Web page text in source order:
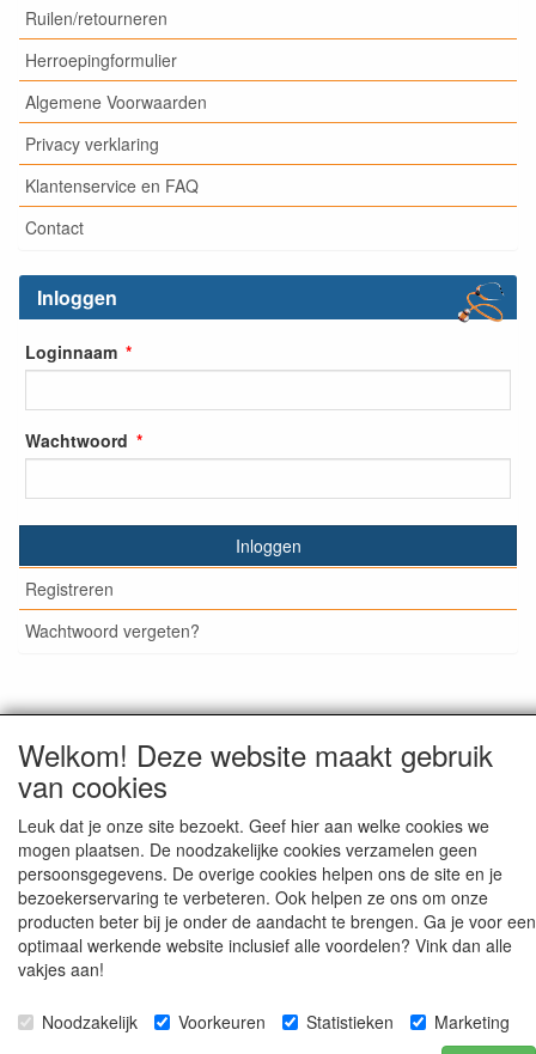
Ruilen/retourneren
Herroepingformulier
Algemene Voorwaarden
Privacy verklaring
Klantenservice en FAQ
Contact
Inloggen
Loginnaam
Wachtwoord
Inloggen
Registreren
Wachtwoord vergeten?
© Medisan Trading | Alblasserdam. Alle genoemde prijzen
zijn inclusief BTW en exclusiefverzendkosten, tenzij anders
staat aangegeven.
Welkom! Deze website maakt gebruik
van cookies
Leuk dat je onze site bezoekt. Geef hier aan welke cookies we
mogen plaatsen. De noodzakelijke cookies verzamelen geen
persoonsgegevens. De overige cookies helpen ons de site en je
bezoekerservaring te verbeteren. Ook helpen ze ons om onze
producten beter bij je onder de aandacht te brengen. Ga je voor een
optimaal werkende website inclusief alle voordelen? Vink dan alle
vakjes aan!
Noodzakelijk Voorkeuren Statistieken Marketing